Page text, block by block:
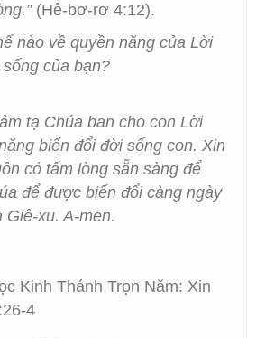
(Hê-bơ-rơ 4:12).
nào về quyền năng của Lời
của bạn?
tạ Chúa ban cho con Lời
biến đổi đời sống con. Xin
có tấm lòng sẵn sàng để
để được biến đổi càng ngày
Giê-xu. A-men.
Kinh Thánh Trọn Năm: Xin
4